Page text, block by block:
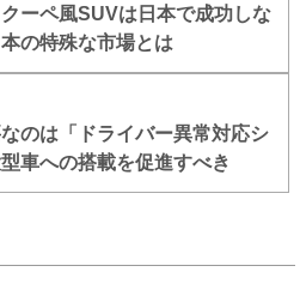
のは「ドライバー異常対応シ
車への搭載を促進すべき
ーペ風SUVは日本で成功しな
の特殊な市場とは